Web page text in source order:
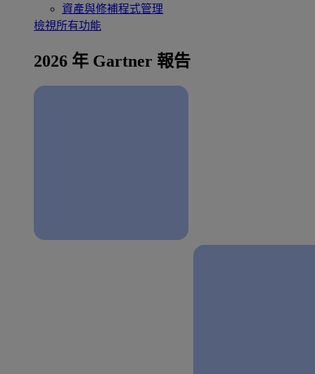
資產與修補程式管理
檢視所有功能
2026 年 Gartner 報告